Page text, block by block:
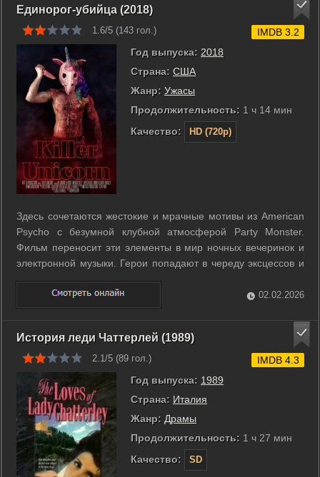
Единорог-убийца (2018)
1.6/5 (143 гол.)
Год выпуска: 2018
Страна: США
Жанр: Ужасы
Продолжительность: 1 ч 14 мин
Качество:
HD (720p)
IMDB 3.2
Здесь сочетаются жестокие и мрачные мотивы из American
Psycho с безумной клубной атмосферой Party Monster.
Фильм переносит эти элементы в мир ночных вечеринок и
электронной музыки. Герои попадают в череду эксцессов и
радикальных поступков на фоне громкой музыки и неоновых
огней. Напряжение растёт за сч ...
02.02.2026
История леди Чаттерлей (1989)
2.1/5 (89 гол.)
Год выпуска: 1989
Страна: Италия
Жанр: Драмы
Продолжительность: 1 ч 27 мин
Качество:
SD
IMDB 4.3